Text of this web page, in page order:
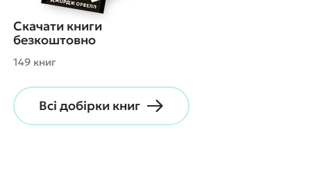
Скачати книги
безкоштовно
149 книг
Всі добірки книг